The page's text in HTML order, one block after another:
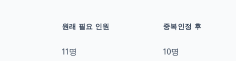
원래 필요 인원 중복인정 후
11명 10명